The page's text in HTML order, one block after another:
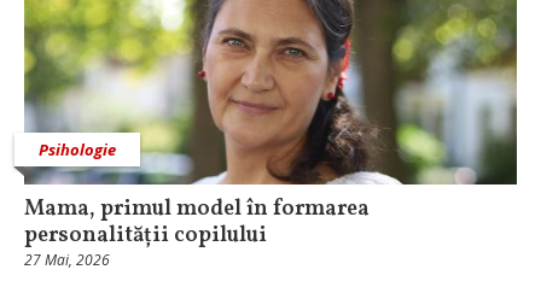
Psihologie
Mama, primul model în formarea
personalității copilului
27 Mai, 2026